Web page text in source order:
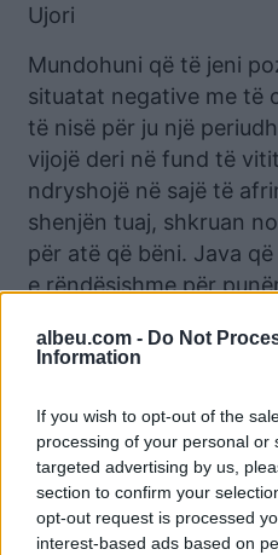
albeu.com - Do Not
Information
If you wish to opt-out of the
processing of your personal or
targeted advertising by us,
section to confirm your
opt-out request is processed
interest-based ads based on
Ujori
Mundohuni që të jeni
situatat negative me të
të nisë për ju një
vijojë deri në fund të
ndryshojë në sajë të
shenjën tuaj, shkruan
për atë që bëni. Java
e rëndësishme për
përmirësuar.
Do të jeni shumë të
persona do tentojnë që
jeni ju, por mos u
e kësaj shenje gjatë